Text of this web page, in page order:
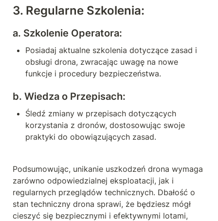
3. Regularne Szkolenia:
a. Szkolenie Operatora:
Posiadaj aktualne szkolenia dotyczące zasad i
obsługi drona, zwracając uwagę na nowe
funkcje i procedury bezpieczeństwa.
b. Wiedza o Przepisach:
Śledź zmiany w przepisach dotyczących
korzystania z dronów, dostosowując swoje
praktyki do obowiązujących zasad.
Podsumowując, unikanie uszkodzeń drona wymaga
zarówno odpowiedzialnej eksploatacji, jak i
regularnych przeglądów technicznych. Dbałość o
stan techniczny drona sprawi, że będziesz mógł
cieszyć się bezpiecznymi i efektywnymi lotami,